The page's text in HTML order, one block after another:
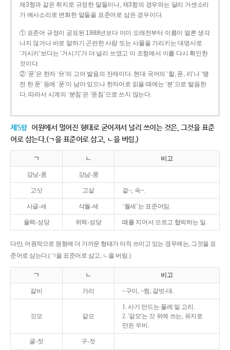
제3항과 같은 취지로 규정한 말들이나, 제3항의 경우와는 달리 거센소리
가 예사소리로 변화한 말들을 표준어로 삼은 경우이다.
① 표준어 규정이 공표된 1988년보다 이미 오래전부터 이름이 얼른 생각
나지 않거나 바로 말하기 곤란한 사람 또는 사물을 가리키는 대명사로
‘거시키’보다는 ‘거시기’가 더 널리 쓰였고 이 조항에서 이를 다시 확인한
것이다.
② ‘푼’은 한자 ‘分’의 고어 발음의 잔재이다. 현대 국어의 ‘할, 푼, 리’나 ‘땡
전 한 푼’ 등에 ‘푼’이 남아 있으나 한자어로 읽을 때에는 ‘분’으로 발음한
다. 따라서 시계의 ‘분침’은 ‘푼침’으로 쓰지 않는다.
제5항 어원에서 멀어진 형태로 굳어져서 널리 쓰이는 것은, 그것을 표준
어로 삼는다.(ㄱ을 표준어로 삼고, ㄴ을 버림.)
ㄱ ㄴ 비고
강낭-콩 강남-콩
고삿 고샅 겉~, 속~.
사글-세 삭월-세 ‘월세’는 표준어임.
울력-성당 위력-성당 떼를 지어서 으르고 협박하는 일.
다만, 어원적으로 원형에 더 가까운 형태가 아직 쓰이고 있는 경우에는, 그것을 표
준어로 삼는다.(ㄱ을 표준어로 삼고, ㄴ을 버림.)
ㄱ ㄴ 비고
갈비 가리 ~구이, ~찜, 갈빗-대.
갓모 갈모
1. 사기 만드는 물레 밑 고리.
2. '갈모'는 갓 위에 쓰는, 유지로
만든 우비.
굴-젓 구-젓